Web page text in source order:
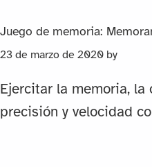
Juego de memoria:
23 de marzo de 2020 by
Ejercitar la memoria, la
precisión y velocidad